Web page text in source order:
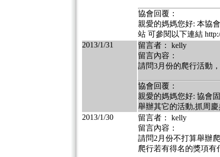
協會回覆：
親愛的媽媽您好: 本協
站 可參閱以下連結
2013/1/31
留言者： kelly
留言內容：
請問3月份的爬行活動
協會回覆：
親愛的媽媽您好: 協會
舉辦其它的活動,抓周
2013/1/30
留言者： kelly
留言內容：
請問2月份不打算舉辦
爬行若有得名的獎項有